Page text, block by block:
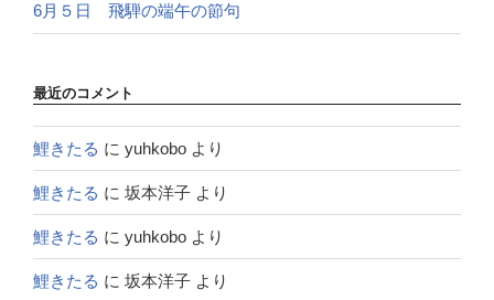
6月５日 飛騨の端午の節句
最近のコメント
鯉きたる に yuhkobo より
鯉きたる に 坂本洋子 より
鯉きたる に yuhkobo より
鯉きたる に 坂本洋子 より